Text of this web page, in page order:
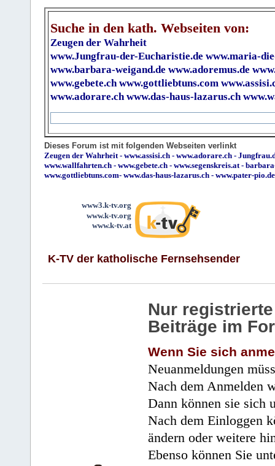
Suche in den kath. Webseiten von:
Zeugen der Wahrheit
www.Jungfrau-der-Eucharistie.de www.maria-
www.barbara-weigand.de www.adoremus.de
www.gebete.ch www.gottliebtuns.com
www.adorare.ch www.das-haus-lazarus.ch
Dieses Forum ist mit folgenden Webseiten verlinkt
Zeugen der Wahrheit- www.assisi.ch - www.adorare.ch -
www.wallfahrten.ch - www.gebete.ch - www.segenskreis.at-
www.gottliebtuns.com- www.das-haus-lazarus.ch - www.pater-pio.de
www3.k-tv.org
www.k-tv.org
www.k-tv.at
K-TV der katholische Fernsehsender
Nur
Beiträge im
Wenn Sie sich
Neuanmeldungen
Nach dem Anmelden
Dann können sie sich
Nach dem Einloggen
ändern oder weitere
Ebenso können Sie